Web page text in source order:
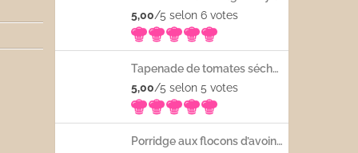
5,00/5 selon 6 votes
Tapenade de tomates séchées
5,00/5 selon 5 votes
Porridge aux flocons d’avoine avec les fruits frais